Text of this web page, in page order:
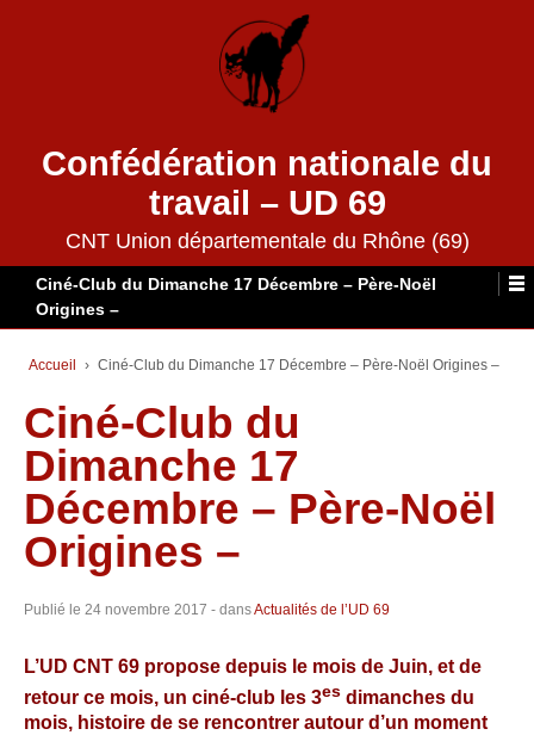
Confédération nationale du
travail – UD 69
CNT Union départementale du Rhône (69)
Ciné-Club du Dimanche 17 Décembre – Père-Noël
Origines –
Accueil › Ciné-Club du Dimanche 17 Décembre – Père-Noël Origines –
Ciné-Club du
Dimanche 17
Décembre – Père-Noël
Origines –
Publié le 24 novembre 2017 - dansActualités de l’UD 69
L’UD CNT 69 propose depuis le mois de Juin, et de
retour ce mois, un ciné-club les 3es dimanches du
mois, histoire de se rencontrer autour d’un moment